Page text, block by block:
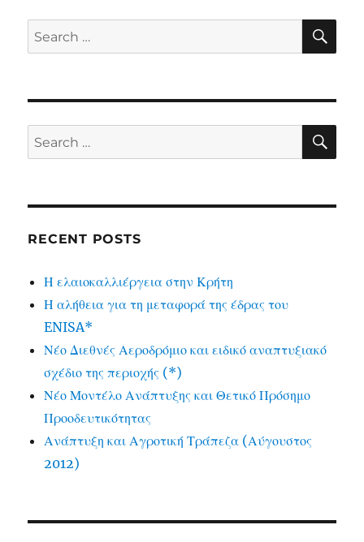
Search
for:
Search
for:
RECENT POSTS
Η ελαιοκαλλιέργεια στην Κρήτη
Η αλήθεια για τη μεταφορά της έδρας του
ENISA*
Νέο Διεθνές Αεροδρόμιο και ειδικό αναπτυξιακό
σχέδιο της περιοχής (*)
Νέο Μοντέλο Ανάπτυξης και Θετικό Πρόσημο
Προοδευτικότητας
Ανάπτυξη και Αγροτική Τράπεζα (Αύγουστος
2012)